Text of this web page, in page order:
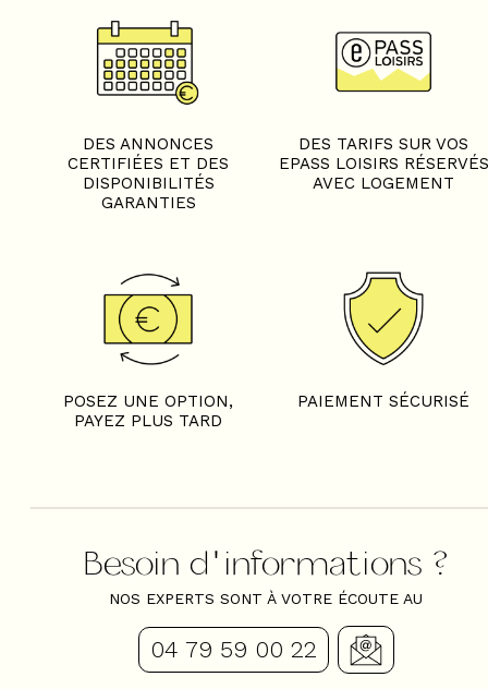
4 pièces mezzanine -
LUPINS 8 PERSONNES
OpenStreetMap Streets
Satellite
|©OpenStreetMap
DES ANNONCES
CERTIFIÉES ET DES
DISPONIBILITÉS
GARANTIES
DES TARIFS SUR VOS
EPASS LOISIRS RÉSERVÉS
AVEC LOGEMENT
POSEZ UNE OPTION,
PAYEZ PLUS TARD
PAIEMENT SÉCURISÉ
Besoin d'informations ?
NOS EXPERTS SONT À VOTRE ÉCOUTE AU
04 79 59 00 22